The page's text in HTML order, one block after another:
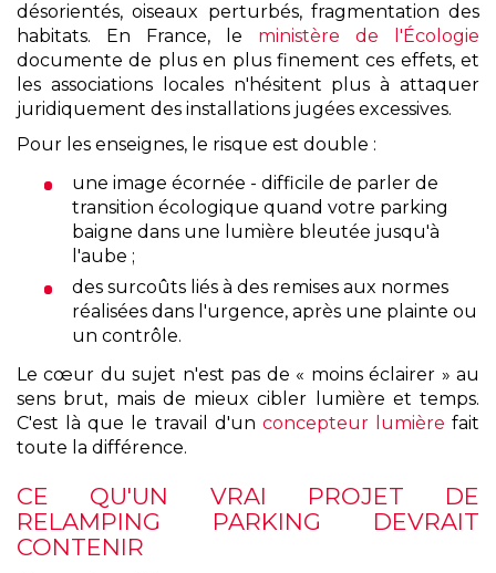
désorientés, oiseaux perturbés, fragmentation des
habitats. En France, le ministère de l'Écologie
documente de plus en plus finement ces effets, et
les associations locales n'hésitent plus à attaquer
juridiquement des installations jugées excessives.
Pour les enseignes, le risque est double :
une image écornée - difficile de parler de
transition écologique quand votre parking
baigne dans une lumière bleutée jusqu'à
l'aube ;
des surcoûts liés à des remises aux normes
réalisées dans l'urgence, après une plainte ou
un contrôle.
Le cœur du sujet n'est pas de « moins éclairer » au
sens brut, mais de mieux cibler lumière et temps.
C'est là que le travail d'un concepteur lumière fait
toute la différence.
CE QU'UN VRAI PROJET DE
RELAMPING PARKING DEVRAIT
CONTENIR